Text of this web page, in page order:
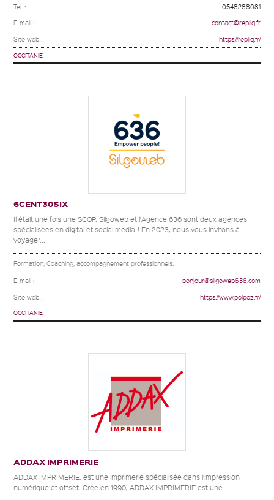
Tel. : 0548288081
E-mail : contact@repliq.fr
Site web : https://repliq.fr/
OCCITANIE
6CENT30SIX
Il était une fois une SCOP. Silgoweb et l’Agence 636 sont deux agences
spécialisées en digital et social media ! En 2023, nous vous invitons à
voyager...
Formation, Coaching, accompagnement professionnels.
E-mail : bonjour@silgoweb636.com
Site web : https://www.polpoz.fr/
OCCITANIE
ADDAX IMPRIMERIE
ADDAX IMPRIMERIE, est une imprimerie spécialisée dans l’impression
numérique et offset. Crée en 1990, ADDAX IMPRIMERIE est une...